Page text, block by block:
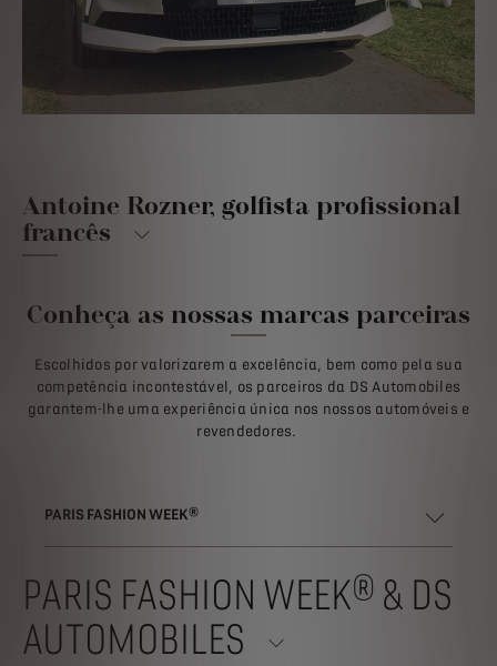
Antoine Rozner, golfista profissional
francês
Conheça as nossas marcas parceiras
Escolhidos por valorizarem a excelência, bem como pela sua
competência incontestável, os parceiros da DS Automobiles
garantem-lhe uma experiência única nos nossos automóveis e
revendedores.
PARIS FASHION WEEK®
PARIS FASHION WEEK® & DS
AUTOMOBILES